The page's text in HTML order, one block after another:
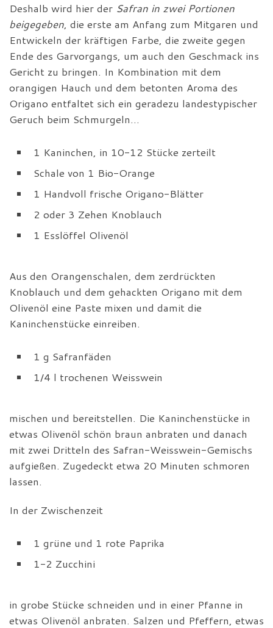
Deshalb wird hier der Safran in zwei Portionen
beigegeben , die erste am Anfang zum Mitgaren und
Entwickeln der kräftigen Farbe, die zweite gegen
Ende des Garvorgangs, um auch den Geschmack ins
Gericht zu bringen. In Kombination mit dem
orangigen Hauch und dem betonten Aroma des
Origano entfaltet sich ein geradezu landestypischer
Geruch beim Schmurgeln…
1 Kaninchen, in 10-12 Stücke zerteilt
Schale von 1 Bio-Orange
1 Handvoll frische Origano-Blätter
2 oder 3 Zehen Knoblauch
1 Esslöffel Olivenöl
Aus den Orangenschalen, dem zerdrückten
Knoblauch und dem gehackten Origano mit dem
Olivenöl eine Paste mixen und damit die
Kaninchenstücke einreiben.
1 g Safranfäden
1/4 l trochenen Weisswein
mischen und bereitstellen. Die Kaninchenstücke in
etwas Olivenöl schön braun anbraten und danach
mit zwei Dritteln des Safran-Weisswein-Gemischs
aufgießen. Zugedeckt etwa 20 Minuten schmoren
lassen.
In der Zwischenzeit
1 grüne und 1 rote Paprika
1-2 Zucchini
in grobe Stücke schneiden und in einer Pfanne in
etwas Olivenöl anbraten. Salzen und Pfeffern, etwas